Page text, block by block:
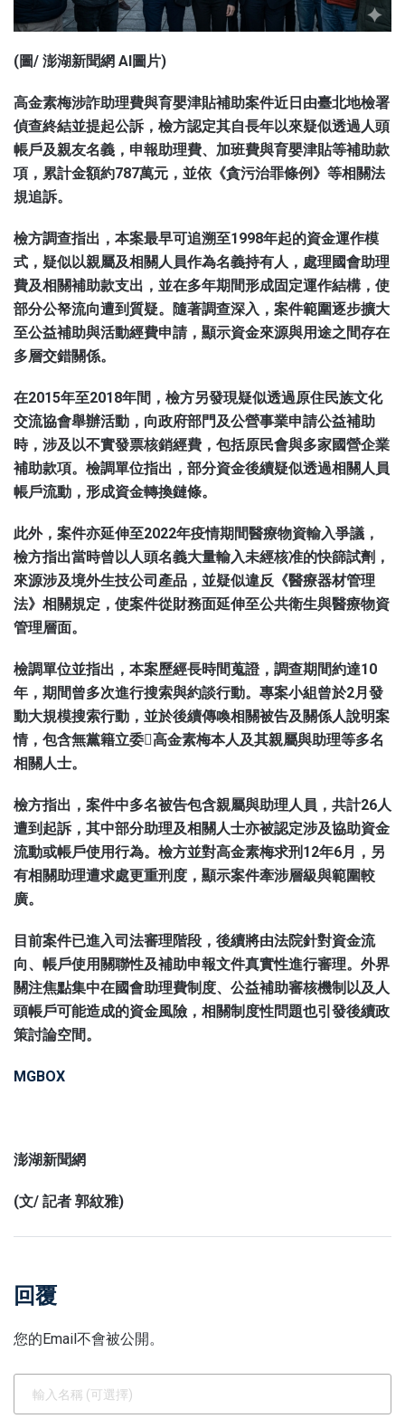
(圖/ 澎湖新聞網 AI圖片)
高金素梅涉詐助理費與育嬰津貼補助案件近日由臺北地檢署
偵查終結並提起公訴，檢方認定其自長年以來疑似透過人頭
帳戶及親友名義，申報助理費、加班費與育嬰津貼等補助款
項，累計金額約787萬元，並依《貪污治罪條例》等相關法
規追訴。
檢方調查指出，本案最早可追溯至1998年起的資金運作模
式，疑似以親屬及相關人員作為名義持有人，處理國會助理
費及相關補助款支出，並在多年期間形成固定運作結構，使
部分公帑流向遭到質疑。隨著調查深入，案件範圍逐步擴大
至公益補助與活動經費申請，顯示資金來源與用途之間存在
多層交錯關係。
在2015年至2018年間，檢方另發現疑似透過原住民族文化
交流協會舉辦活動，向政府部門及公營事業申請公益補助
時，涉及以不實發票核銷經費，包括原民會與多家國營企業
補助款項。檢調單位指出，部分資金後續疑似透過相關人員
帳戶流動，形成資金轉換鏈條。
此外，案件亦延伸至2022年疫情期間醫療物資輸入爭議，
檢方指出當時曾以人頭名義大量輸入未經核准的快篩試劑，
來源涉及境外生技公司產品，並疑似違反《醫療器材管理
法》相關規定，使案件從財務面延伸至公共衛生與醫療物資
管理層面。
檢調單位並指出，本案歷經長時間蒐證，調查期間約達10
年，期間曾多次進行搜索與約談行動。專案小組曾於2月發
動大規模搜索行動，並於後續傳喚相關被告及關係人說明案
情，包含無黨籍立委高金素梅本人及其親屬與助理等多名
相關人士。
檢方指出，案件中多名被告包含親屬與助理人員，共計26人
遭到起訴，其中部分助理及相關人士亦被認定涉及協助資金
流動或帳戶使用行為。檢方並對高金素梅求刑12年6月，另
有相關助理遭求處更重刑度，顯示案件牽涉層級與範圍較
廣。
目前案件已進入司法審理階段，後續將由法院針對資金流
向、帳戶使用關聯性及補助申報文件真實性進行審理。外界
關注焦點集中在國會助理費制度、公益補助審核機制以及人
頭帳戶可能造成的資金風險，相關制度性問題也引發後續政
策討論空間。
MGBOX
澎湖新聞網
(文/ 記者 郭紋雅)
回覆
您的Email不會被公開。